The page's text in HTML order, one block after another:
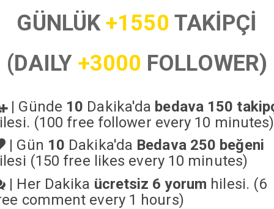
GÜNLÜK+1550 TAKİPÇİ
(DAILY +3000 FOLLOWER)
| Günde 10 Dakika'da bedava 150
(100 free follower every 10 minutes)
| Gün 10 Dakika'da Bedava 250 beğeni
(150 free likes every 10 minutes)
| Her Dakika ücretsiz 6 yorum hilesi. (6
comment every 1 hours)